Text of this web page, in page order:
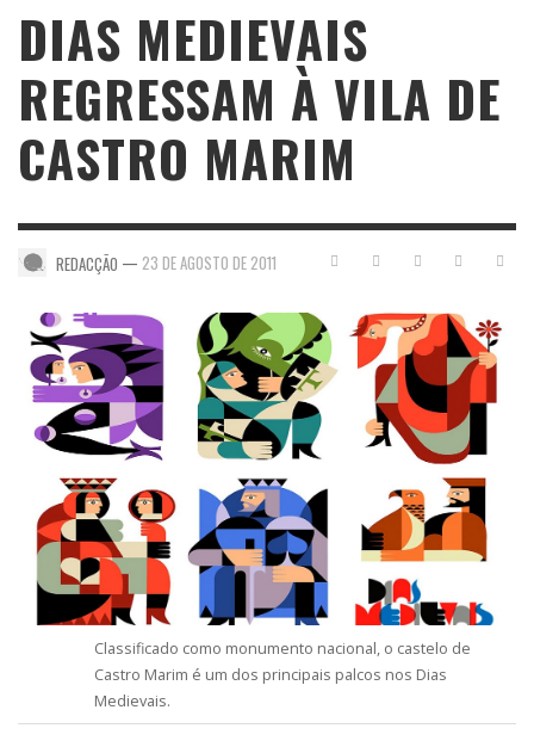
DIAS MEDIEVAIS
REGRESSAM À VILA DE
CASTRO MARIM
REDACÇÃO — 23 DE AGOSTO DE 2011
Classificado como monumento nacional, o castelo de
Castro Marim é um dos principais palcos nos Dias
Medievais.